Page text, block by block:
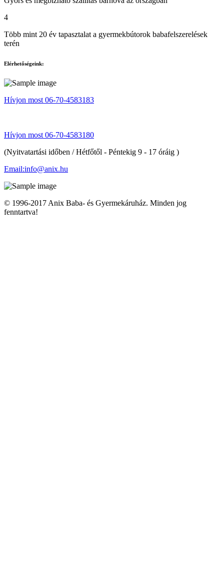
4
Több mint 20 év tapasztalat a gyermekbútorok babafelszerelések
terén
Elérhetőségeink:
Hívjon most 06-70-4583183
Hívjon most 06-70-4583180
(Nyitvatartási időben / Hétfőtől - Péntekig 9 - 17 óráig )
Email:info@anix.hu
© 1996-2017 Anix Baba- és Gyermekáruház. Minden jog
fenntartva!